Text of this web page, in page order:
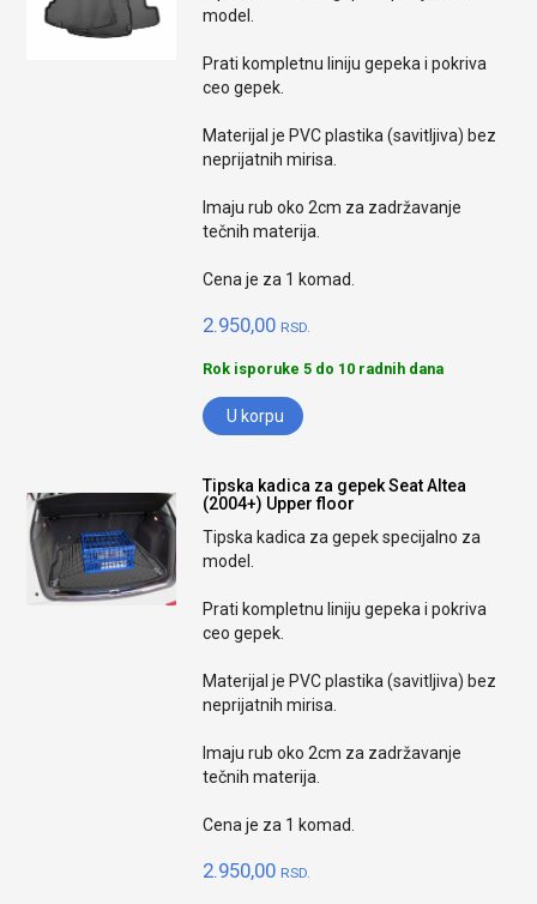
model.
Prati kompletnu liniju gepeka i pokriva
ceo gepek.
Materijal je PVC plastika (savitljiva) bez
neprijatnih mirisa.
Imaju rub oko 2cm za zadržavanje
tečnih materija.
Cena je za 1 komad.
2.950,00 RSD.
Rok isporuke 5 do 10 radnih dana
U korpu
Tipska kadica za gepek Seat Altea
(2004+) Upper floor
Tipska kadica za gepek specijalno za
model.
Prati kompletnu liniju gepeka i pokriva
ceo gepek.
Materijal je PVC plastika (savitljiva) bez
neprijatnih mirisa.
Imaju rub oko 2cm za zadržavanje
tečnih materija.
Cena je za 1 komad.
2.950,00 RSD.